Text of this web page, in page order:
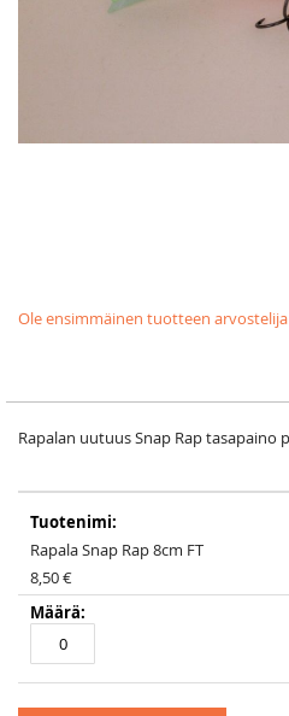
Ole ensimmäinen tuotteen arvostelija
Rapalan uutuus Snap Rap tasapaino
product
items
Rapala Snap Rap 8cm FT
8,50 €
to
the
images
gallery